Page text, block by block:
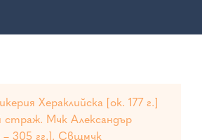
Хераклийска [ок. 177 г.]
страж. Мчк Александър
– 305 гг.]. Свщмчк